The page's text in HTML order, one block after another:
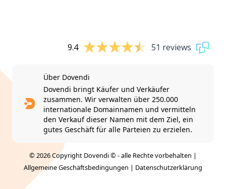
9.4 51 reviews
Über Dovendi
Dovendi bringt Käufer und Verkäufer
zusammen. Wir verwalten über 250.000
internationale Domainnamen und vermitteln
den Verkauf dieser Namen mit dem Ziel, ein
gutes Geschäft für alle Parteien zu erzielen.
© 2026 Copyright Dovendi © - alle Rechte vorbehalten |
Allgemeine Geschäftsbedingungen | Datenschutzerklärung